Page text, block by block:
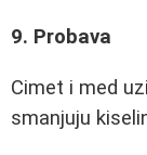
9. Probava
Cimet i med
smanjuju